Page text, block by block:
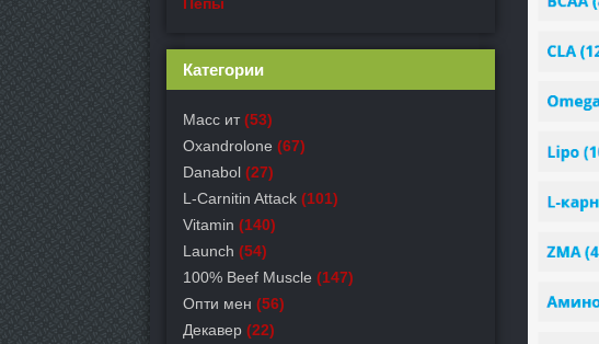
Категории
Масс ит (53)
Oxandrolone (67)
Danabol (27)
L-Carnitin Attack (101)
Vitamin (140)
Launch (54)
100% Beef Muscle (147)
Опти мен (56)
Декавер (22)